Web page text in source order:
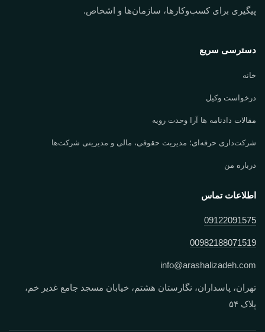
پیگیری برای کسب‌وکارها، سازمان‌ها و اشخاص.
دسترسی سریع
خانه
درخواست وکیل
مقالات دادنامه ها آرا وحدت رویه
شرکت‌داری حرفه‌ای؛ مدیریت حقوقی، مالی و مدیریتی شرکت‌ها
درباره من
اطلاعات تماس
09122091575
00982188071519
info@arashalizadeh.com
تهران، پاسداران، نگارستان هشتم، خیابان مسجد جامع غدیر خم،
پلاک ۵۴